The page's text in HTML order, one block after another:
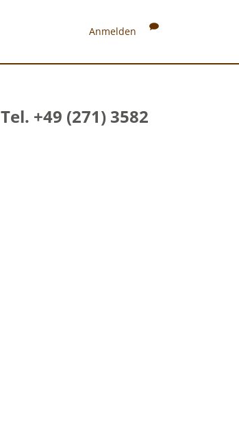
Anmelden
Tel. +49 (271) 3582